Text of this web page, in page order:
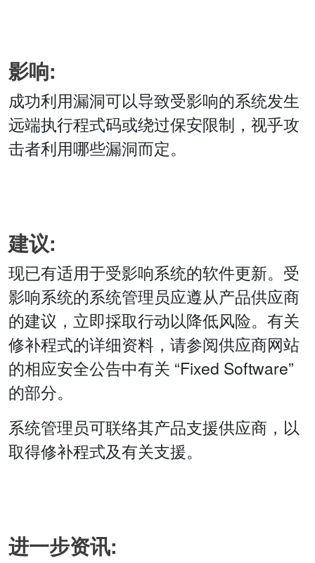
影响:
成功利用漏洞可以导致受影响的系统发生
远端执行程式码或绕过保安限制，视乎攻
击者利用哪些漏洞而定。
建议:
现已有适用于受影响系统的软件更新。受
影响系统的系统管理员应遵从产品供应商
的建议，立即採取行动以降低风险。有关
修补程式的详细资料，请参阅供应商网站
的相应安全公告中有关 “Fixed Software”
的部分。
系统管理员可联络其产品支援供应商，以
取得修补程式及有关支援。
进一步资讯: